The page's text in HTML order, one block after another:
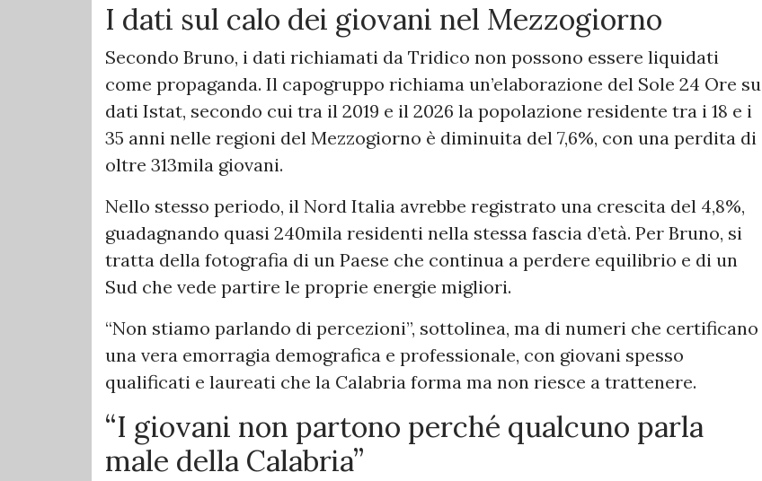
I dati sul calo dei giovani nel Mezzogiorno
Secondo Bruno, i dati richiamati da Tridico non possono essere liquidati
come propaganda. Il capogruppo richiama un’elaborazione del Sole 24 Ore su
dati Istat, secondo cui tra il 2019 e il 2026 la popolazione residente tra i 18 e i
35 anni nelle regioni del Mezzogiorno è diminuita del 7,6%, con una perdita di
oltre 313mila giovani.
Nello stesso periodo, il Nord Italia avrebbe registrato una crescita del 4,8%,
guadagnando quasi 240mila residenti nella stessa fascia d’età. Per Bruno, si
tratta della fotografia di un Paese che continua a perdere equilibrio e di un
Sud che vede partire le proprie energie migliori.
“Non stiamo parlando di percezioni”, sottolinea, ma di numeri che certificano
una vera emorragia demografica e professionale, con giovani spesso
qualificati e laureati che la Calabria forma ma non riesce a trattenere.
“I giovani non partono perché qualcuno parla
male della Calabria”